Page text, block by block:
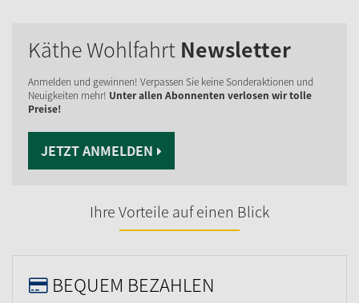
Käthe Wohlfahrt Newsletter
Anmelden und gewinnen! Verpassen Sie keine Sonderaktionen und
Neuigkeiten mehr! Unter allen Abonnenten verlosen wir tolle
Preise!
JETZT ANMELDEN
Ihre Vorteile auf einen Blick
BEQUEM BEZAHLEN